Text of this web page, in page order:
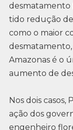
desmatamento
tido redução
como o maior
desmatamento,
Amazonas é o
aumento de
Nos dois casos,
ação dos
engenheiro